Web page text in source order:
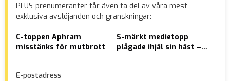
PLUS-prenumeranter får även ta del av våra mest
exklusiva avslöjanden och granskningar:
C-toppen Aphram
misstänks för mutbrott
S-märkt medietopp
plågade ihjäl sin häst –
E-postadress